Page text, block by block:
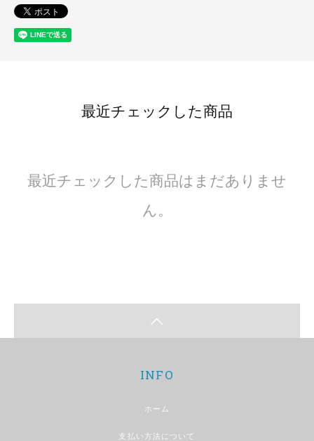
最近チェックした商品
最近チェックした商品はまだありませ
ん。
INFO
ホーム
支払い方法について